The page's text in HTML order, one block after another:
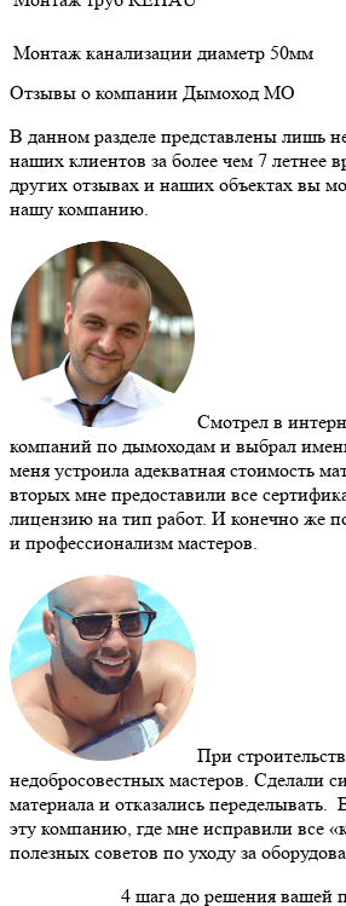
Монтаж канализации диаметр 50мм
Отзывы о компании Дымоход МО
В данном разделе представлены лишь
наших клиентов за более чем 7 летнее
других отзывах и наших объектах вы
нашу компанию.
Смотрел в
компаний по дымоходам и выбрал
меня устроила адекватная стоимость
вторых мне предоставили все
лицензию на тип работ. И конечно же
и профессионализм мастеров.
При
недобросовестных мастеров. Сделали
материала и отказались переделывать.
эту компанию, где мне исправили все
полезных советов по уходу за
4 шага до решения вашей